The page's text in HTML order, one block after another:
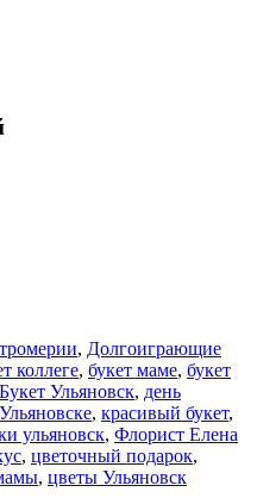
, Долгоиграющие
коллеге, букет маме, букет
Букет Ульяновск, день
, красивый букет,
ульяновск, Флорист Елена
, цветочный подарок,
, цветы Ульяновск